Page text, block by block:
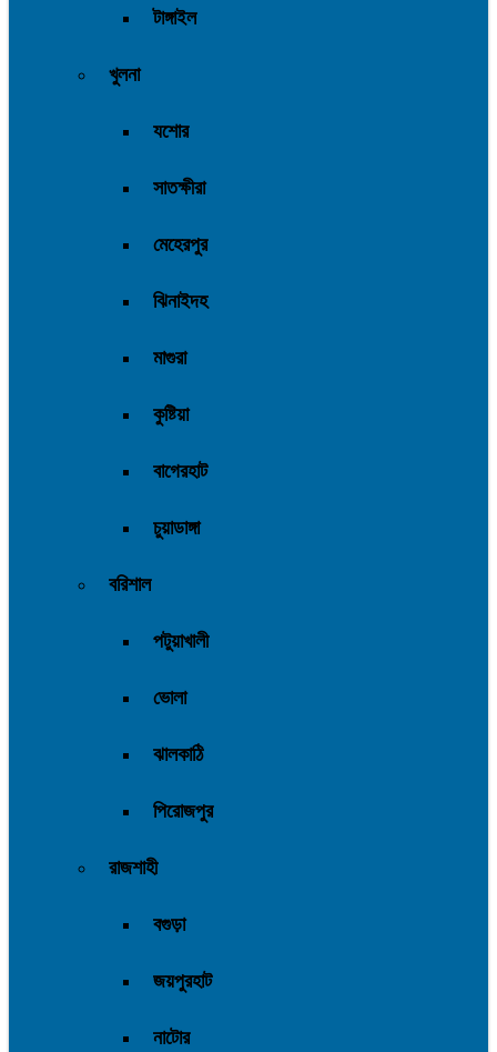
টাঙ্গাইল
খুলনা
যশোর
সাতক্ষীরা
মেহেরপুর
ঝিনাইদহ
মাগুরা
কুষ্টিয়া
বাগেরহাট
চুয়াডাঙ্গা
বরিশাল
পটুয়াখালী
ভোলা
ঝালকাঠি
পিরোজপুর
রাজশাহী
বগুড়া
জয়পুরহাট
নাটোর